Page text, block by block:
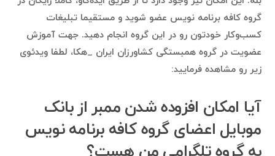
گروه کافه برنامه نویس عضو شوید و مستقیما تبلیغات
کسب‌وکار خودتون رو در این گروه انجام دهید. جهت آموزش
عضویت در گروه همبستگی کشاورزان ایران _هکا، لطفا ویدئوی
زیر رو مشاهده فرمایید:
آیا امکان افزوده شدن ممبر از بانک
موبایل اعضای گروه کافه برنامه نویس